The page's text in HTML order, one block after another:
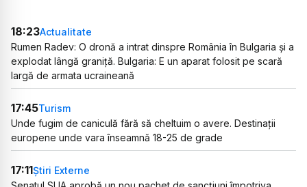
18:23Actualitate
Rumen Radev: O dronă a intrat dinspre România în Bulgaria și a
explodat lângă graniță. Bulgaria: E un aparat folosit pe scară
largă de armata ucraineană
17:45Turism
Unde fugim de caniculă fără să cheltuim o avere. Destinații
europene unde vara înseamnă 18-25 de grade
17:11Știri Externe